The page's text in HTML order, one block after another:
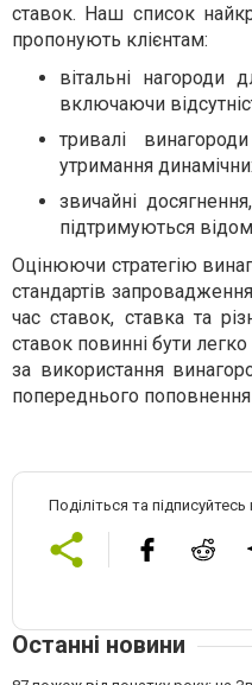
ставок. Наш список
пропонують клієнтам:
вітальні нагороди
включаючи
тривалі
утримання
звичайні
підтримуються
Оцінюючи стратегію
стандартів
час ставок, ставка та
ставок повинні бути
за використання
попереднього поповнення
Поділіться та
Останні новини